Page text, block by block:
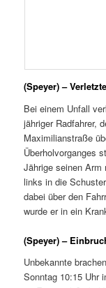
(Speyer) –
Bei einem Unfall
jähriger Radfahrer,
Maximilianstraße
Überholvorganges
Jährige seinen
links in die
dabei über den
wurde er in ein
(Speyer) –
Unbekannte
Sonntag 10:15 Uhr